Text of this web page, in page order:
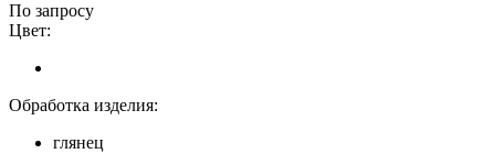
По запросу
Цвет:
Обработка изделия:
глянец